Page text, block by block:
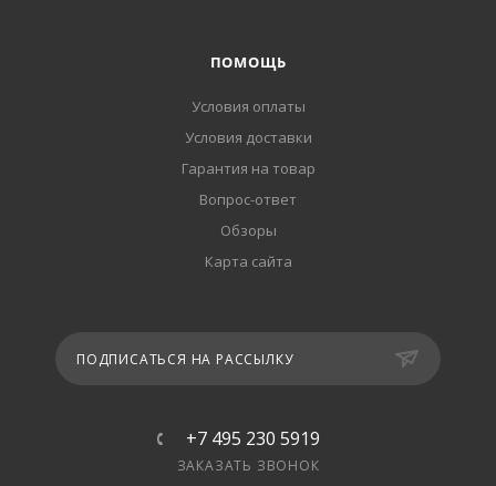
ПОМОЩЬ
Условия оплаты
Условия доставки
Гарантия на товар
Вопрос-ответ
Обзоры
Карта сайта
ПОДПИСАТЬСЯ НА РАССЫЛКУ
+7 495 230 5919
ЗАКАЗАТЬ ЗВОНОК